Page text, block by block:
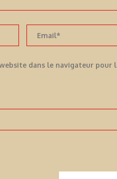
dans le navigateur pour